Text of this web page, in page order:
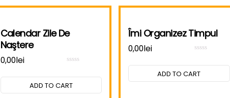
Calendar Zile De
Naştere
of
5
0,00lei
ADD TO CART
Îmi Organizez Timpul
of
5
0,00lei
ADD TO CART